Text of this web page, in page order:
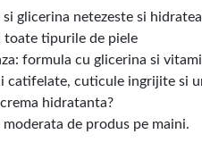
si glicerina netezeste si
tipurile de piele
formula cu glicerina si
catifelate, cuticule ingrijite si
hidratanta?
de produs pe maini.